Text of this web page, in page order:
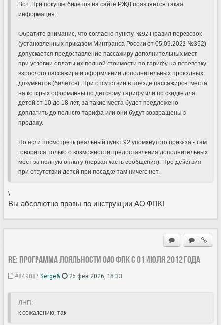
Вот. При покупке билетов на сайте РЖД появляется такая
информация:
Обратите внимание, что согласно пункту №92 Правил перевозок
(установленных приказом Минтранса России от 05.09.2022 №352)
допускается предоставление пассажиру дополнительных мест
при условии оплаты их полной стоимости по тарифу на перевозку
взрослого пассажира и оформлении дополнительных проездных
документов (билетов). При отсутствии в поезде пассажиров, места
на которых оформлены по детскому тарифу или по скидке для
детей от 10 до 18 лет, за такие места будет предложено
доплатить до полного тарифа или они будут возвращены в
продажу.
Но если посмотреть реальный пункт 92 упомянутого приказа - там
говорится только о возможности предоставления дополнительных
мест за полную оплату (первая часть сообщения). Про действия
при отсутствии детей при посадке там ничего нет.
\
Вы абсолютно правы по инструкции АО ФПК!
+
Re: Программа лояльности ОАО ФПК с 01 июля 2012 года
#849887 Serge& 25 фев 2026, 18:33
ЛНП:
к сожалению, так